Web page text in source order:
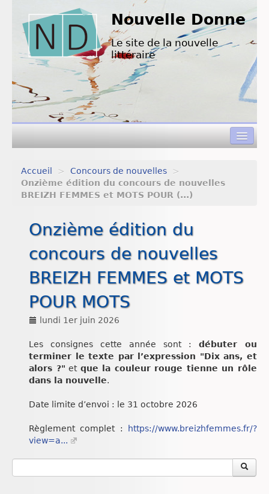
Nouvelle Donne
Le site de la nouvelle
littéraire
Concours de nouvelles
Nouvelles à lire
L’équipe de ND
Chroniques
Accueil > Concours de nouvelles
>
Onzième édition du concours de nouvelles
BREIZH FEMMES et MOTS POUR (...)
Onzième édition du
concours de nouvelles
BREIZH FEMMES et MOTS
POUR MOTS
lundi 1er juin 2026
Les consignes cette année sont : débuter ou
terminer le texte par l’expression "Dix ans, et
alors ?" et que la couleur rouge tienne un rôle
dans la nouvelle.
Date limite d’envoi : le 31 octobre 2026
Règlement complet :
https://www.breizhfemmes.fr/?
view=a...